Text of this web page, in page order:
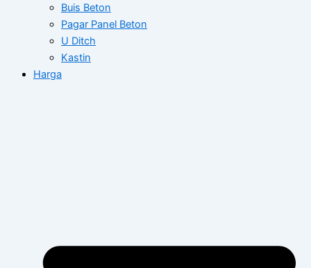
Buis Beton
Pagar Panel Beton
U Ditch
Kastin
Harga